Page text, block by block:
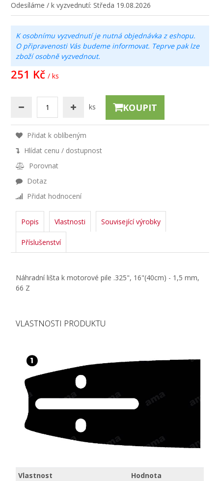
Odesíláme / k vyzvednutí: Středa 19.08.2026
K osobnímu vyzvednutí je nutná objednávka z eshopu.
O připravenosti Vás budeme informovat. Teprve pak lze
zboží osobně vyzvednout.
251 Kč / ks
ks KOUPIT
Přidat k oblíbeným
Hlídat cenu / dostupnost
Porovnat
Dotaz
Přidat hodnocení
Popis Vlastnosti Související výrobky
Příslušenství
Náhradní lišta k motorové pile .325", 16"(40cm) - 1,5 mm,
66 Z
VLASTNOSTI PRODUKTU
Vlastnost
Hodnota